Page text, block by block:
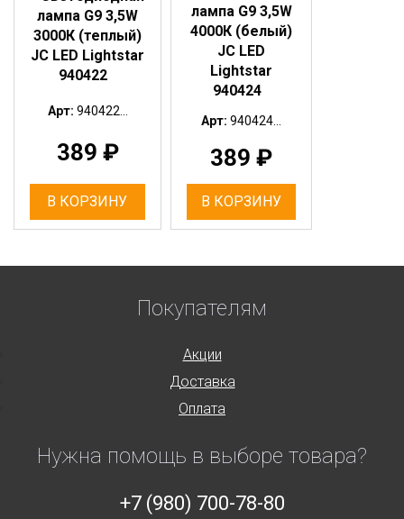
лампа G9 3,5W
3000К (теплый)
JC LED Lightstar
940422
Арт: 940422...
389 ₽
В КОРЗИНУ
лампа G9 3,5W
4000К (белый)
JC LED
Lightstar
940424
Арт: 940424...
389 ₽
В КОРЗИНУ
Покупателям
Акции
Доставка
Оплата
Нужна помощь в выборе товара?
+7 (980) 700-78-80